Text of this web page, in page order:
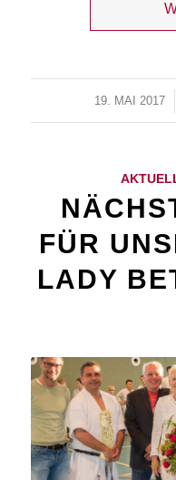
19. MAI 2017
/
FÜR
LADY